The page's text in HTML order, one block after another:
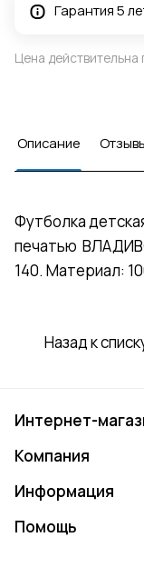
Гарантия 5
Цена
Описание
Футболка
печатью
140. Материал:
Назад к
Интернет-
Компания
Информация
Помощь